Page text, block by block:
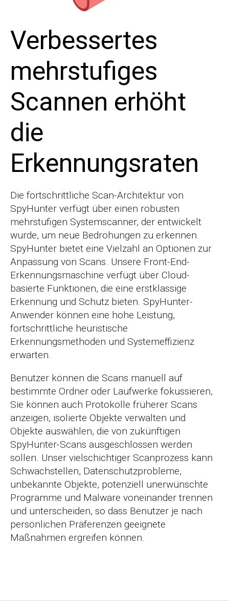
Verbessertes
mehrstufiges
Scannen erhöht
die
Erkennungsraten
Die fortschrittliche Scan-Architektur von
SpyHunter verfügt über einen robusten
mehrstufigen Systemscanner, der entwickelt
wurde, um neue Bedrohungen zu erkennen.
SpyHunter bietet eine Vielzahl an Optionen zur
Anpassung von Scans. Unsere Front-End-
Erkennungsmaschine verfügt über Cloud-
basierte Funktionen, die eine erstklassige
Erkennung und Schutz bieten. SpyHunter-
Anwender können eine hohe Leistung,
fortschrittliche heuristische
Erkennungsmethoden und Systemeffizienz
erwarten.
Benutzer können die Scans manuell auf
bestimmte Ordner oder Laufwerke fokussieren,
Sie können auch Protokolle früherer Scans
anzeigen, isolierte Objekte verwalten und
Objekte auswählen, die von zukünftigen
SpyHunter-Scans ausgeschlossen werden
sollen. Unser vielschichtiger Scanprozess kann
Schwachstellen, Datenschutzprobleme,
unbekannte Objekte, potenziell unerwünschte
Programme und Malware voneinander trennen
und unterscheiden, so dass Benutzer je nach
persönlichen Präferenzen geeignete
Maßnahmen ergreifen können.